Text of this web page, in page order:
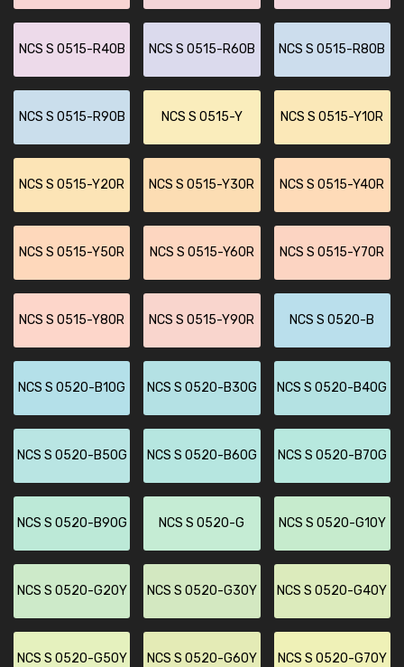
NCS S 0515-R40B NCS S 0515-R60B NCS S 0515-R80B
NCS S 0515-R90B NCS S 0515-Y NCS S 0515-Y10R
NCS S 0515-Y20R NCS S 0515-Y30R NCS S 0515-Y40R
NCS S 0515-Y50R NCS S 0515-Y60R NCS S 0515-Y70R
NCS S 0515-Y80R NCS S 0515-Y90R NCS S 0520-B
NCS S 0520-B10G NCS S 0520-B30G NCS S 0520-B40G
NCS S 0520-B50G NCS S 0520-B60G NCS S 0520-B70G
NCS S 0520-B90G NCS S 0520-G NCS S 0520-G10Y
NCS S 0520-G20Y NCS S 0520-G30Y NCS S 0520-G40Y
NCS S 0520-G50Y NCS S 0520-G60Y NCS S 0520-G70Y